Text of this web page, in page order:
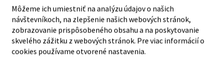
DETAILY
O ZNAČKE
Môžeme ich umiestniť na analýzu údajov o našich
návštevníkoch, na zlepšenie našich webových stránok,
zobrazovanie prispôsobeného obsahu a na poskytovanie
skvelého zážitku z webových stránok. Pre viac informácií o
cookies používame otvorené nastavenia.